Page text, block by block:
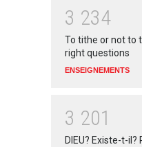
3 234
To tithe or not to
right questions
ENSEIGNEMENTS
3 201
DIEU? Existe-t-